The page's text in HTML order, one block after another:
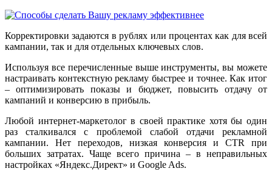
Корректировки задаются в рублях или процентах как для всей
кампании, так и для отдельных ключевых слов.
Используя все перечисленные выше инструменты, вы можете
настраивать контекстную рекламу быстрее и точнее. Как итог
– оптимизировать показы и бюджет, повысить отдачу от
кампаний и конверсию в прибыль.
Любой интернет-маркетолог в своей практике хотя бы один
раз сталкивался с проблемой слабой отдачи рекламной
кампании. Нет переходов, низкая конверсия и CTR при
больших затратах. Чаще всего причина – в неправильных
настройках «Яндекс.Директ» и Google Ads.